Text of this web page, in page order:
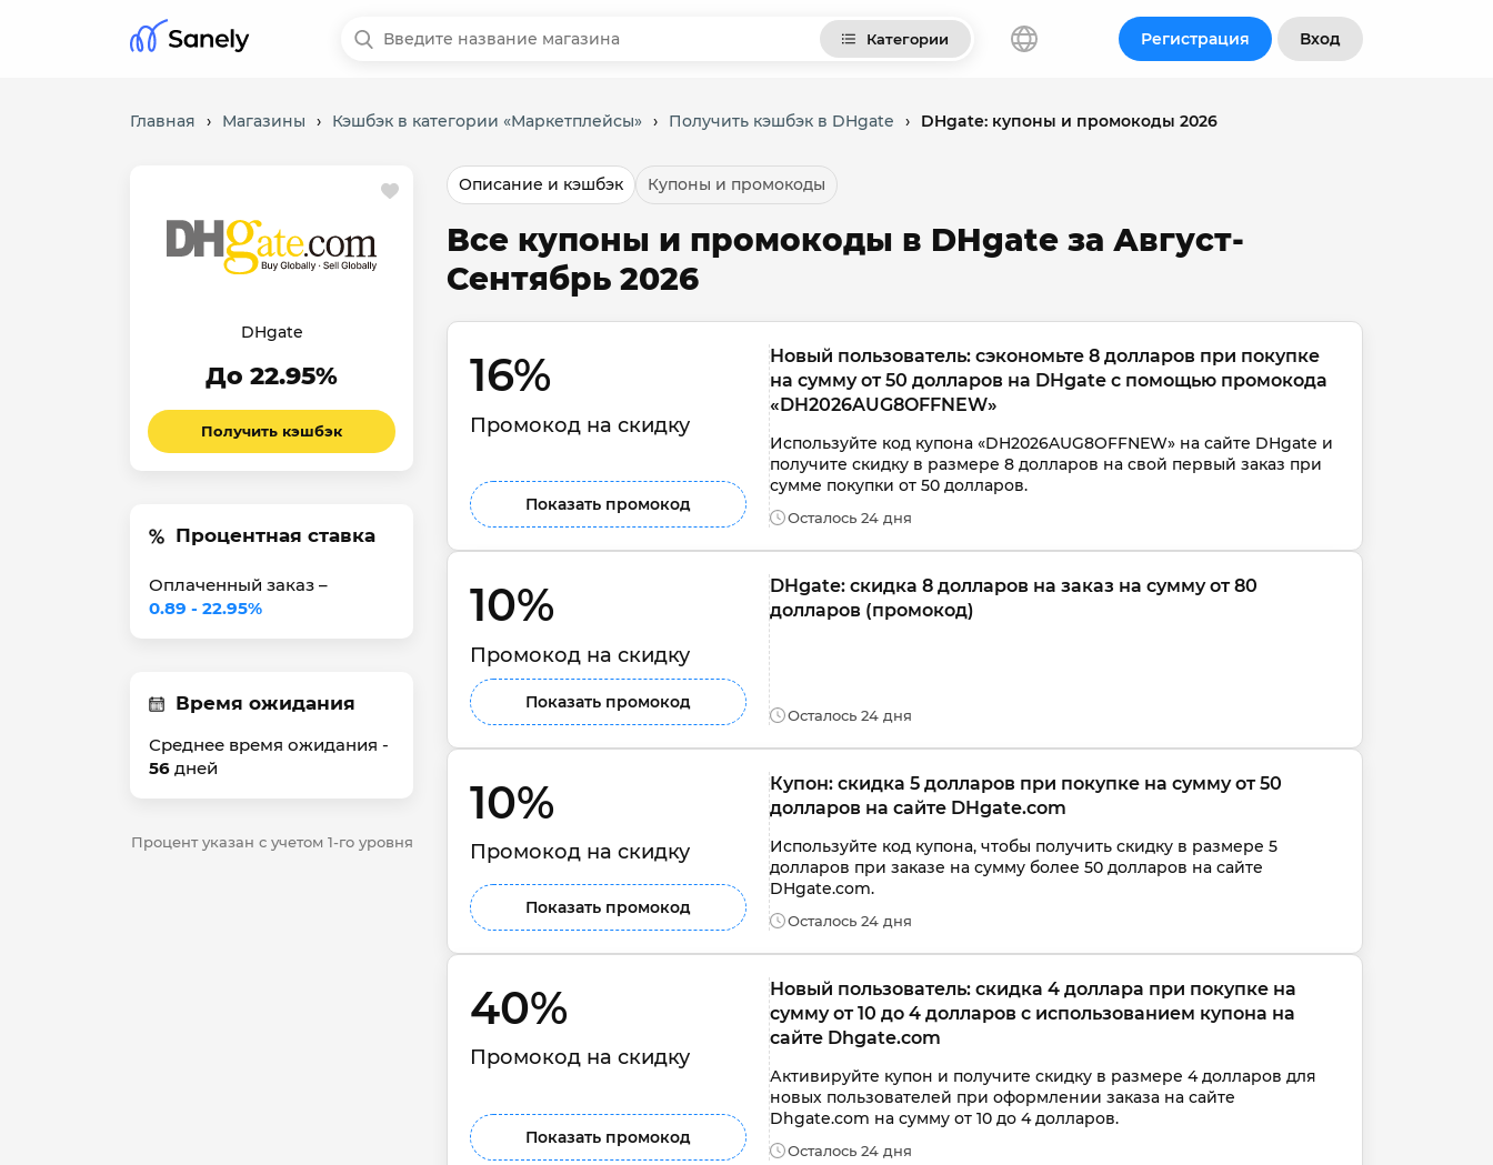
Категории Регистрация Вход
Главная › Магазины › Кэшбэк в категории «Маркетплейсы» › Получить кэшбэк в DHgate › DHgate: купоны и промокоды 2026
DHgate
До 22.95%
Получить кэшбэк
Процентная ставка
Оплаченный заказ –
0.89 - 22.95%
Время ожидания
Среднее время ожидания -
56 дней
Процент указан с учетом 1-го уровня
Описание и кэшбэк Купоны и промокоды
Все купоны и промокоды в DHgate за Август-
Сентябрь 2026
16%
Промокод на скидку
Показать промокод
Новый пользователь: сэкономьте 8 долларов при покупке
на сумму от 50 долларов на DHgate с помощью промокода
«DH2026AUG8OFFNEW»
Используйте код купона «DH2026AUG8OFFNEW» на сайте DHgate и
получите скидку в размере 8 долларов на свой первый заказ при
сумме покупки от 50 долларов.
Осталось 24 дня
10%
Промокод на скидку
Показать промокод
DHgate: скидка 8 долларов на заказ на сумму от 80
долларов (промокод)
Осталось 24 дня
10%
Промокод на скидку
Показать промокод
Купон: скидка 5 долларов при покупке на сумму от 50
долларов на сайте DHgate.com
Используйте код купона, чтобы получить скидку в размере 5
долларов при заказе на сумму более 50 долларов на сайте
DHgate.com.
Осталось 24 дня
40%
Промокод на скидку
Показать промокод
Новый пользователь: скидка 4 доллара при покупке на
сумму от 10 до 4 долларов с использованием купона на
сайте Dhgate.com
Активируйте купон и получите скидку в размере 4 долларов для
новых пользователей при оформлении заказа на сайте
Dhgate.com на сумму от 10 до 4 долларов.
Осталось 24 дня